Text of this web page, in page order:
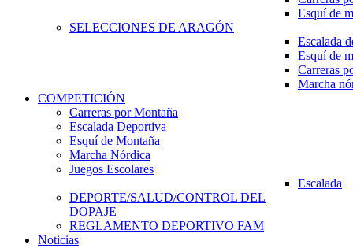
Esquí de
SELECCIONES DE ARAGÓN
Escalada
Esquí de
Carreras
Marcha
COMPETICIÓN
Carreras por Montaña
Escalada Deportiva
Esquí de Montaña
Marcha Nórdica
Juegos Escolares
Escalada
DEPORTE/SALUD/CONTROL DEL
DOPAJE
REGLAMENTO DEPORTIVO FAM
Noticias